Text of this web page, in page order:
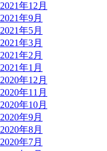
2021年12月
2021年9月
2021年5月
2021年3月
2021年2月
2021年1月
2020年12月
2020年11月
2020年10月
2020年9月
2020年8月
2020年7月